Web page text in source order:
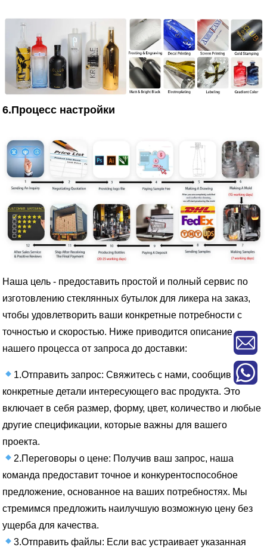
6.Процесс настройки
Наша цель - предоставить простой и полный сервис по
изготовлению стеклянных бутылок для ликера на заказ,
чтобы удовлетворить ваши конкретные потребности с
точностью и скоростью. Ниже приводится описание
нашего процесса от запроса до доставки:
1.Отправить запрос: Свяжитесь с нами, сообщив
конкретные детали интересующего вас продукта. Это
включает в себя размер, форму, цвет, количество и любые
другие спецификации, которые важны для вашего
проекта.
2.Переговоры о цене: Получив ваш запрос, наша
команда предоставит точное и конкурентоспособное
предложение, основанное на ваших потребностях. Мы
стремимся предложить наилучшую возможную цену без
ущерба для качества.
3.Отправить файлы: Если вас устраивает указанная